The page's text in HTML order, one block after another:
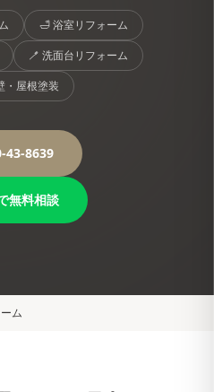
🛁浴室リフォーム
🪥 洗面台リフォーム
・屋根塗装
43-8639
無料相談
ム